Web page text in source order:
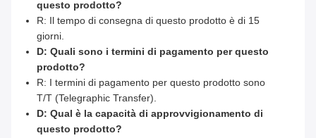
questo prodotto?
R: Il tempo di consegna di questo prodotto è di 15
giorni.
D: Quali sono i termini di pagamento per questo
prodotto?
R: I termini di pagamento per questo prodotto sono
T/T (Telegraphic Transfer).
D: Qual è la capacità di approvvigionamento di
questo prodotto?